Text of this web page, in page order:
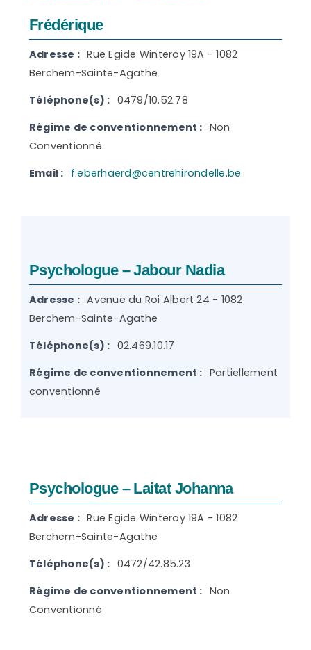
Frédérique
Adresse : Rue Egide Winteroy 19A - 1082
Berchem-Sainte-Agathe
Téléphone(s) : 0479/10.52.78
Régime de conventionnement : Non
Conventionné
Email : f.eberhaerd@centrehirondelle.be
Psychologue – Jabour Nadia
Adresse : Avenue du Roi Albert 24 - 1082
Berchem-Sainte-Agathe
Téléphone(s) : 02.469.10.17
Régime de conventionnement : Partiellement
conventionné
Psychologue – Laitat Johanna
Adresse : Rue Egide Winteroy 19A - 1082
Berchem-Sainte-Agathe
Téléphone(s) : 0472/42.85.23
Régime de conventionnement : Non
Conventionné